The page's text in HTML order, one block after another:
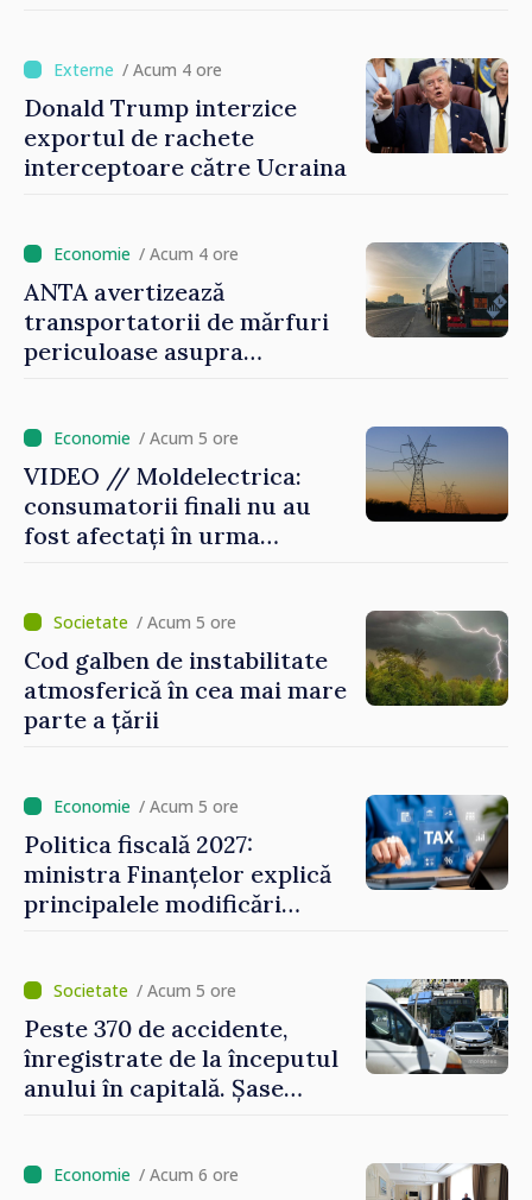
/ Acum 4 ore
Donald Trump interzice
exportul de rachete
interceptoare către Ucraina
/ Acum 4 ore
ANTA avertizează
transportatorii de mărfuri
periculoase asupra
/ Acum 5 ore
VIDEO // Moldelectrica:
consumatorii finali nu au
fost afectați în urma
reparație vor fi efectuate în
regim prioritar
/ Acum 5 ore
Cod galben de instabilitate
atmosferică în cea mai mare
parte a țării
/ Acum 5 ore
Politica fiscală 2027:
ministra Finanțelor explică
principalele modificări
locale și rutiere
/ Acum 5 ore
Peste 370 de accidente,
înregistrate de la începutul
anului în capitală. Șase
/ Acum 6 ore